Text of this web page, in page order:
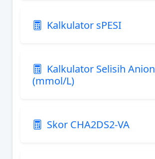
Kalkulator sPESI
Kalkulator Selisih Anion
(mmol/L)
Skor CHA2DS2-VA